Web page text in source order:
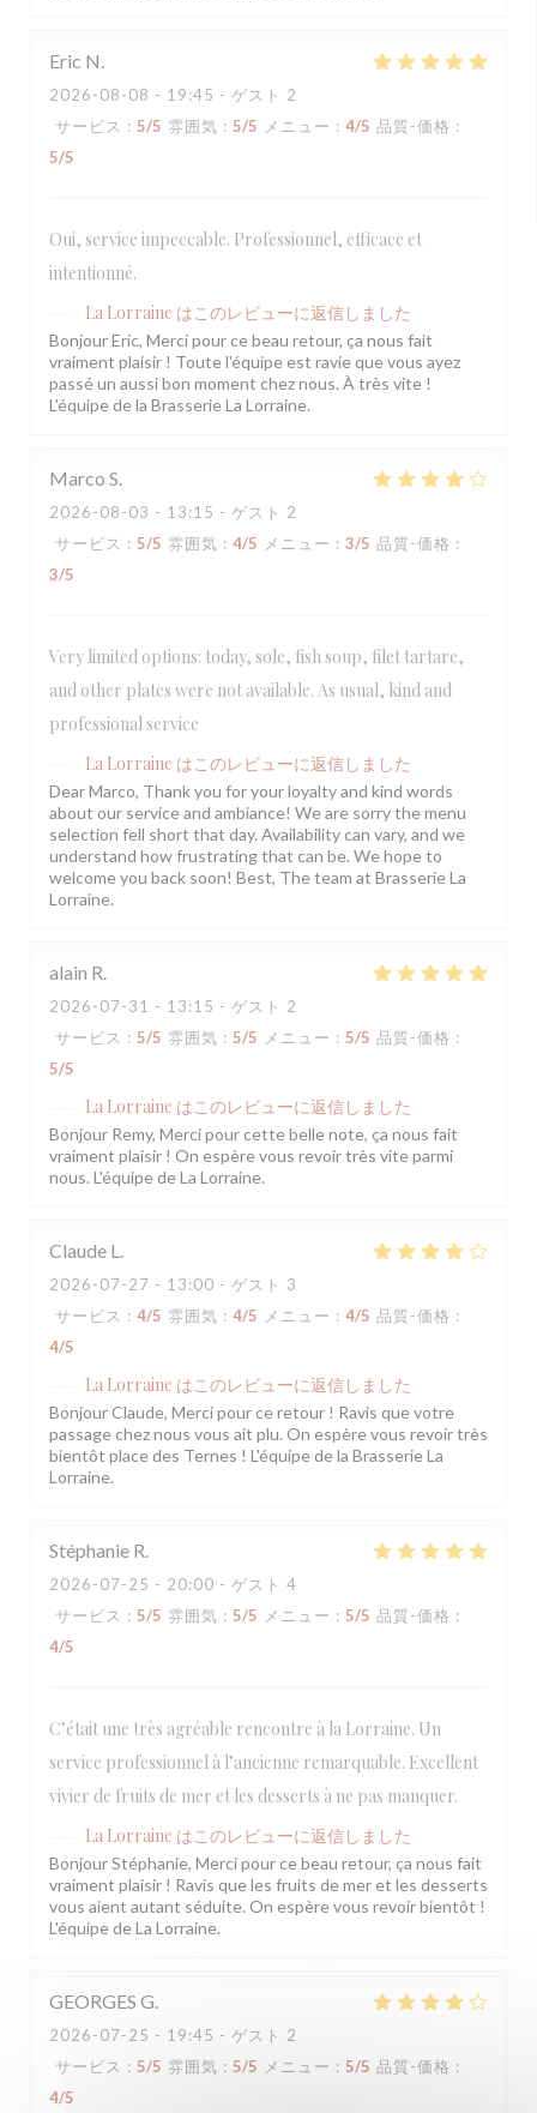
Eric N
2026-08-08 - 19:45 - ゲスト 2
サービス : 5/5 雰囲気 : 5/5 メニュー : 4/5 品質-価格 :
5/5
Oui, service impeccable. Professionnel, efficace et
intentionné.
La Lorraine はこのレビューに返信しました
Bonjour Eric, Merci pour ce beau retour, ça nous fait
vraiment plaisir ! Toute l'équipe est ravie que vous ayez
passé un aussi bon moment chez nous. À très vite !
L'équipe de la Brasserie La Lorraine.
Marco S
2026-08-03 - 13:15 - ゲスト 2
サービス : 5/5 雰囲気 : 4/5 メニュー : 3/5 品質-価格 :
3/5
Very limited options: today, sole, fish soup, filet tartare,
and other plates were not available. As usual, kind and
professional service
La Lorraine はこのレビューに返信しました
Dear Marco, Thank you for your loyalty and kind words
about our service and ambiance! We are sorry the menu
selection fell short that day. Availability can vary, and we
understand how frustrating that can be. We hope to
welcome you back soon! Best, The team at Brasserie La
Lorraine.
alain R
2026-07-31 - 13:15 - ゲスト 2
サービス : 5/5 雰囲気 : 5/5 メニュー : 5/5 品質-価格 :
5/5
La Lorraine はこのレビューに返信しました
Bonjour Remy, Merci pour cette belle note, ça nous fait
vraiment plaisir ! On espère vous revoir très vite parmi
nous. L'équipe de La Lorraine.
Claude L
2026-07-27 - 13:00 - ゲスト 3
サービス : 4/5 雰囲気 : 4/5 メニュー : 4/5 品質-価格 :
4/5
La Lorraine はこのレビューに返信しました
Bonjour Claude, Merci pour ce retour ! Ravis que votre
passage chez nous vous ait plu. On espère vous revoir très
bientôt place des Ternes ! L'équipe de la Brasserie La
Lorraine.
Stéphanie R
2026-07-25 - 20:00 - ゲスト 4
サービス : 5/5 雰囲気 : 5/5 メニュー : 5/5 品質-価格 :
4/5
C’était une très agréable rencontre à la Lorraine. Un
service professionnel à l’ancienne remarquable. Excellent
vivier de fruits de mer et les desserts à ne pas manquer.
La Lorraine はこのレビューに返信しました
Bonjour Stéphanie, Merci pour ce beau retour, ça nous fait
vraiment plaisir ! Ravis que les fruits de mer et les desserts
vous aient autant séduite. On espère vous revoir bientôt !
L'équipe de La Lorraine.
GEORGES G
2026-07-25 - 19:45 - ゲスト 2
サービス : 5/5 雰囲気 : 5/5 メニュー : 5/5 品質-価格 :
4/5